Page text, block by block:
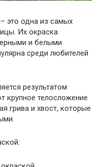
это одна из самых
Их окраска
и белыми
среди любителей
результатом
крупное телосложение
грива и хвост, которые